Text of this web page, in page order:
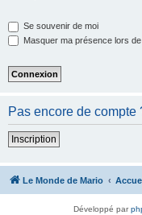
Se souvenir de moi
Masquer ma présence lors
Pas encore de compte
Inscription
Le Monde de Mario
Développé par